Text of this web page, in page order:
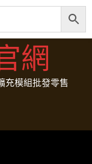
網
充模組批發零售